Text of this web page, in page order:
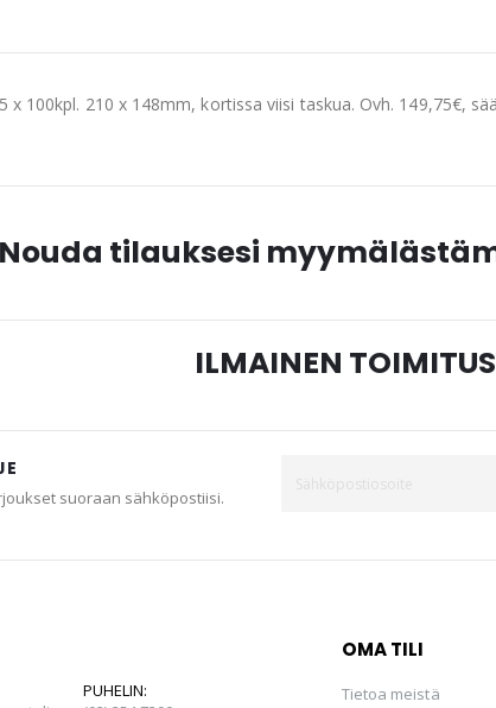
x 100kpl. 210 x 148mm, kortissa viisi taskua. Ovh. 149,75€,
Nouda tilauksesi
ILMAINEN
suoraan sähköpostiisi.
PUHELIN:
OMA TILI
Tietoa meistä